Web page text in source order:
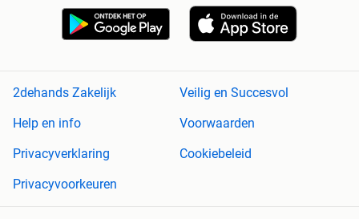
2dehands Zakelijk
Veilig en Succesvol
Help en info
Voorwaarden
Privacyverklaring
Cookiebeleid
Privacyvoorkeuren